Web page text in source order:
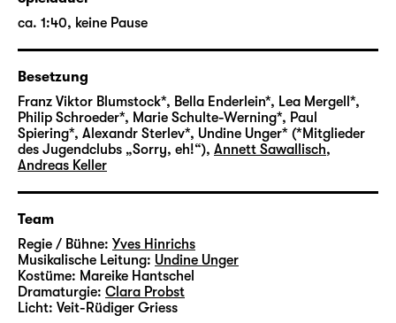
„geliehene“ Lada, mit dem Tschick plötzlich
vor Maiks Haus auftaucht, um ihn zu einem
Ausflug in die Walachei abzuholen. Warum
Maik schließlich entgegen seinen Bedenken
einsteigt, weiß er selbst nicht genau.
Wahrscheinlich, weil ihn nichts davon abhält:
Zur Party kann er nicht, seine Mutter ist mal
wieder für Wochen auf der „Schönheitsfarm“
jungen „Assistentin“ auf ausgiebiger
Geschäftsreise.
Und so fahren die beiden los, Maik und
Tschick, ohne wirklichen Plan, dafür aber mit
Maiks Feriengeld in der Tasche und dem
ca. 1:40, keine Pause
Besetzung
Franz Viktor Blumstock*, Bella Enderlein*, Lea Mergell*,
Philip Schroeder*, Marie Schulte-Werning*, Paul
Spiering*, Alexandr Sterlev*, Undine Unger* (*Mitglieder
des Jugendclubs „Sorry, eh!“), Annett Sawallisch,
Andreas Keller
Team
Regie / Bühne: Yves Hinrichs
Musikalische Leitung: Undine Unger
Kostüme: Mareike Hantschel
Dramaturgie: Clara Probst
Licht: Veit-Rüdiger Griess